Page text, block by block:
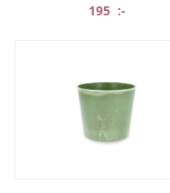
195 :-